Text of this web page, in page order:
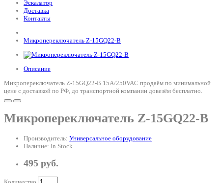
Эскалатор
Доставка
Контакты
Микропереключатель Z-15GQ22-B
Описание
Микропереключатель Z-15GQ22-B 15A/250VAC продаём по минимальной
цене с доставкой по РФ, до транспортной компании довезём бесплатно.
Микропереключатель Z-15GQ22-B
Производитель: Универсальное оборудование
Наличие: In Stock
495 руб.